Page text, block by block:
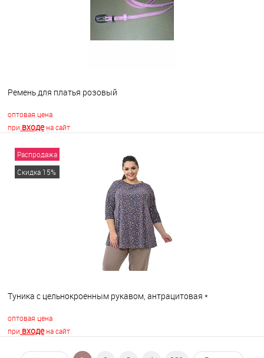
Ремень для платья розовый
оптовая цена
при входена сайт
В корзину
Распродажа
Скидка 15%
Туника с цельнокроенным рукавом, антрацитовая *
оптовая цена
при входена сайт